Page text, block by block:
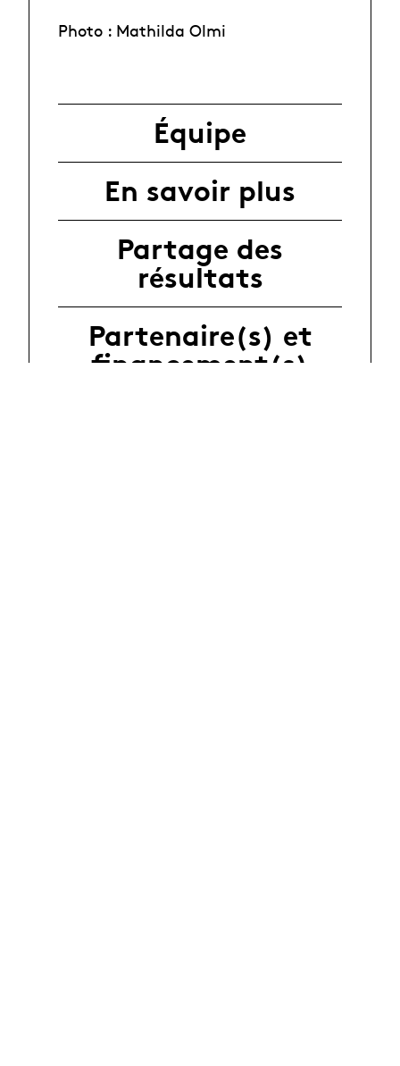
Photo : Mathilda Olmi
Équipe
En savoir plus
Partage des
résultats
Partenaire(s) et
financement(s)